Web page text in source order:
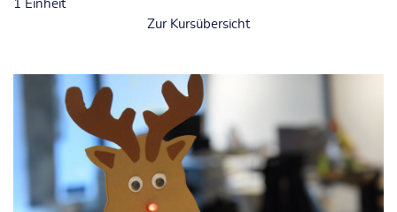
1
Einheit
Zur Kursübersicht